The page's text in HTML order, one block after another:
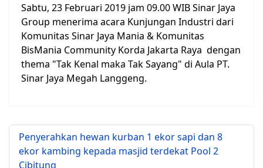
Sabtu, 23 Februari 2019 jam 09.00 WIB Sinar Jaya
Group menerima acara Kunjungan Industri dari
Komunitas Sinar Jaya Mania & Komunitas
BisMania Community Korda Jakarta Raya dengan
thema "Tak Kenal maka Tak Sayang" di Aula PT.
Sinar Jaya Megah Langgeng.
Penyerahkan hewan kurban 1 ekor sapi dan 8
ekor kambing kepada masjid terdekat Pool 2
Cibitung